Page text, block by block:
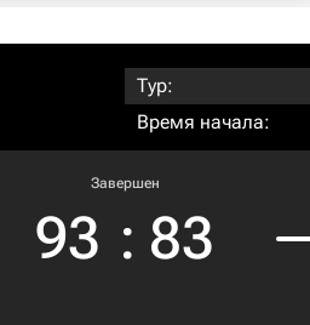
Тур:
Время начала:
Завершен
93 : 83